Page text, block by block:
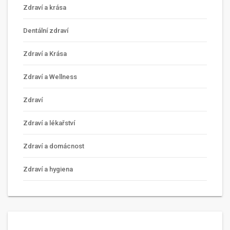
Zdraví a krása
Dentální zdraví
Zdraví a Krása
Zdraví a Wellness
Zdraví
Zdraví a lékařství
Zdraví a domácnost
Zdraví a hygiena